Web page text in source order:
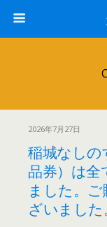
2026年7月27日
稲城なしの
品券）は全
ました。
ざいました